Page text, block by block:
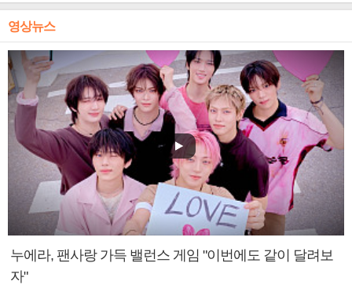
영상뉴스
누에라, 팬사랑 가득 밸런스 게임 "이번에도 같이 달려보
자"